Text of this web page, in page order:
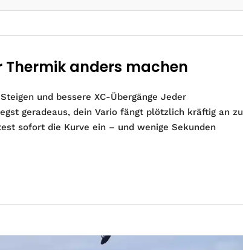
anders machen
und bessere XC-Übergänge Jeder
geradeaus, dein Vario fängt plötzlich kräftig an zu
sofort die Kurve ein – und wenige Sekunden